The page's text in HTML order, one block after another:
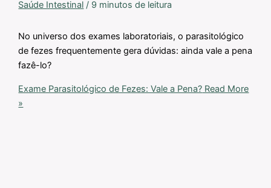
Saúde Intestinal / 9 minutos de leitura
No universo dos exames laboratoriais, o parasitológico
de fezes frequentemente gera dúvidas: ainda vale a pena
fazê-lo?
Exame Parasitológico de Fezes: Vale a Pena? Read More
»